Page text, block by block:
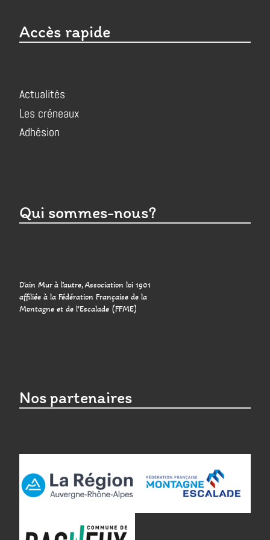
Accès rapide
Actualités
Les créneaux
Adhésion
Qui sommes-nous?
D'ain Mur à l'autre, Association loi 1901
affiliée à la Fédération Française de la
Montagne et de l’Escalade (FFME)
Nos partenaires